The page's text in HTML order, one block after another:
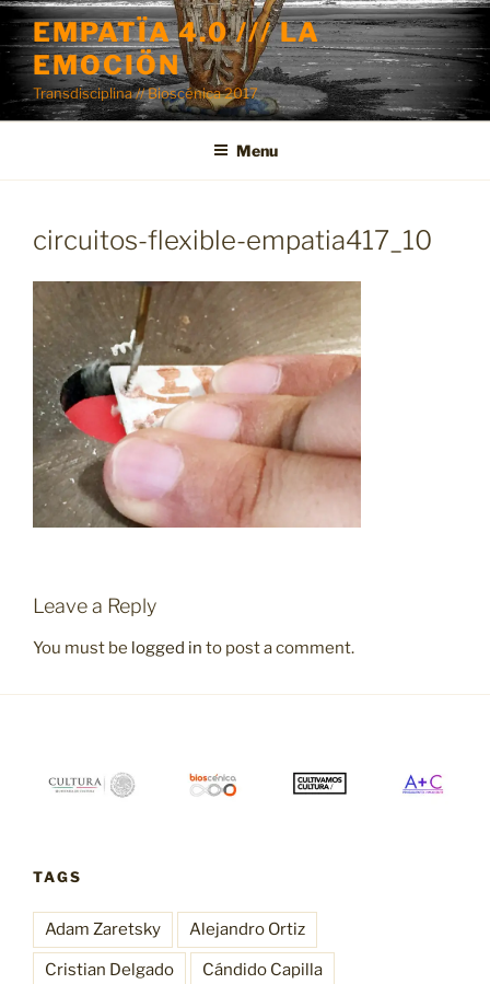
Skip
to
content
EMPATÏA 4.0 /// LA
EMOCIÖN
Transdisciplina // Bioscénica 2017
Menu
circuitos-flexible-empatia417_10
Leave a Reply
You must be logged in to post a comment.
TAGS
Adam Zaretsky Alejandro Ortiz
Cristian Delgado Cándido Capilla